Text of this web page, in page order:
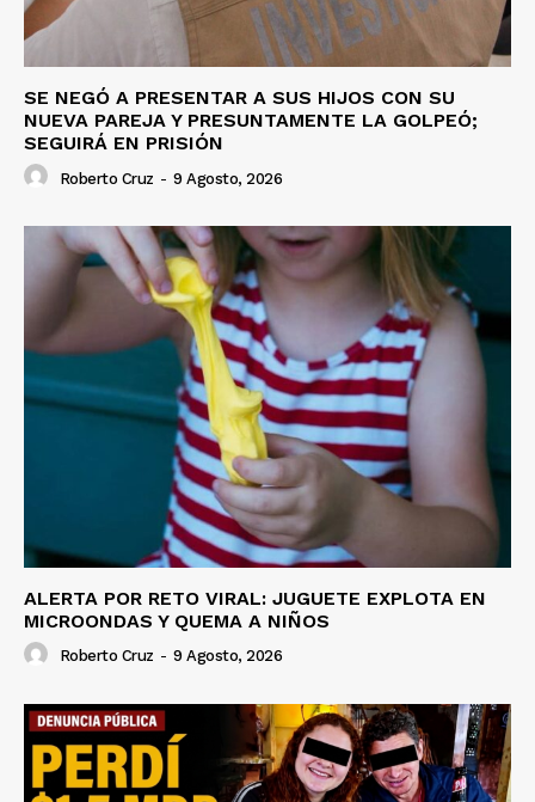
SE NEGÓ A PRESENTAR A SUS HIJOS CON SU
NUEVA PAREJA Y PRESUNTAMENTE LA GOLPEÓ;
SEGUIRÁ EN PRISIÓN
Roberto Cruz - 9 Agosto, 2026
ALERTA POR RETO VIRAL: JUGUETE EXPLOTA EN
MICROONDAS Y QUEMA A NIÑOS
Roberto Cruz - 9 Agosto, 2026